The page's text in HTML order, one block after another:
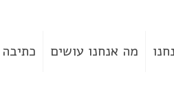
מה אנחנו עושים